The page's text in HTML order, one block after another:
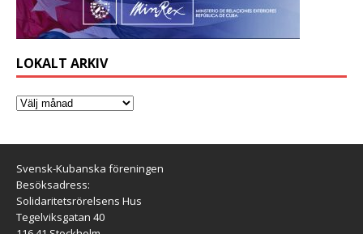
LOKALT ARKIV
Svensk-Kubanska föreningen
Besöksadress:
Solidaritetsrörelsens Hus
Tegelviksgatan 40